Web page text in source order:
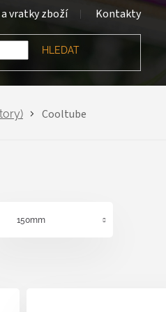
vratky zboží Kontakty
HLEDAT
Cooltube
150mm